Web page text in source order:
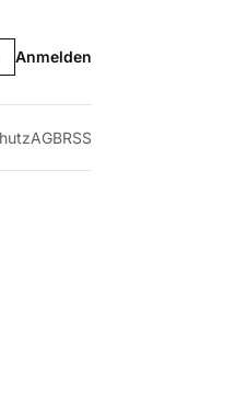
Anmelden
AGBRSS